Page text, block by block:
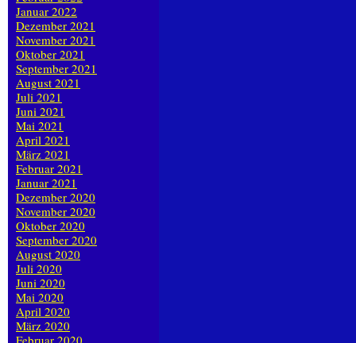
Januar 2022
Dezember 2021
November 2021
Oktober 2021
September 2021
August 2021
Juli 2021
Juni 2021
Mai 2021
April 2021
März 2021
Februar 2021
Januar 2021
Dezember 2020
November 2020
Oktober 2020
September 2020
August 2020
Juli 2020
Juni 2020
Mai 2020
April 2020
März 2020
Februar 2020